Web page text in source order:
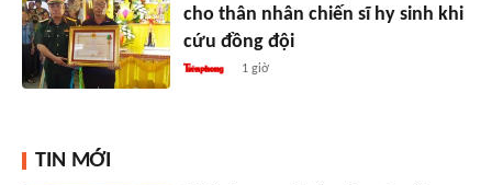
cho thân nhân chiến sĩ hy sinh khi
cứu đồng đội
1 giờ
TIN MỚI